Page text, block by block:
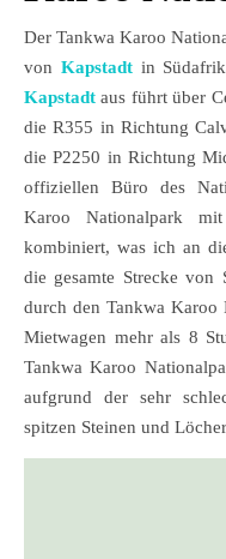
Der Tankwa Karoo
von Kapstadtin
Kapstadt aus führt über
die R355 in Richtung
die P2250 in Richtung
offiziellen Büro des
Karoo Nationalpark
kombiniert, was ich an
die gesamte Strecke
durch den Tankwa
Mietwagen mehr als 8
Tankwa Karoo
aufgrund der sehr
spitzen Steinen und